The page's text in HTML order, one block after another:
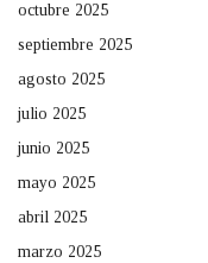
octubre 2025
septiembre 2025
agosto 2025
julio 2025
junio 2025
mayo 2025
abril 2025
marzo 2025